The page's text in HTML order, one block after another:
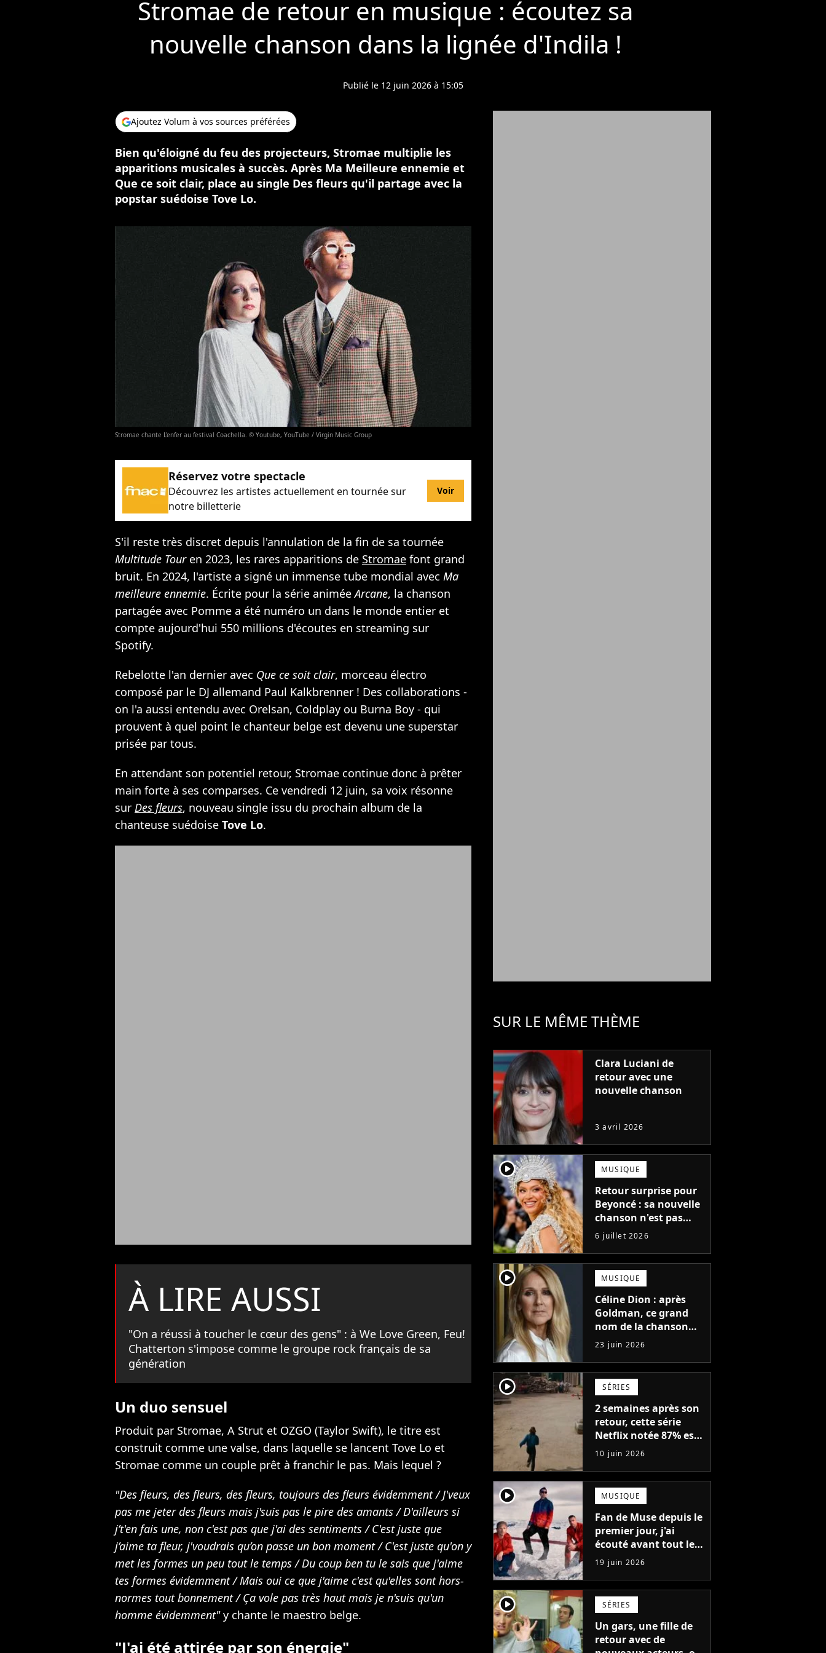
Stromae de retour en musique : écoutez sa
nouvelle chanson dans la lignée d'Indila !
Publié le 12 juin 2026 à 15:05
Ajoutez Volum à vos sources préférées
Bien qu'éloigné du feu des projecteurs, Stromae multiplie les
apparitions musicales à succès. Après Ma Meilleure ennemie et
Que ce soit clair, place au single Des fleurs qu'il partage avec la
popstar suédoise Tove Lo.
Stromae chante L'enfer au festival Coachella. © Youtube, YouTube / Virgin Music Group
Réservez votre spectacle
Découvrez les artistes actuellement en tournée sur
notre billetterie
Voir
S'il reste très discret depuis l'annulation de la fin de sa tournée
Multitude Touren 2023, les rares apparitions de Stromae font grand
bruit. En 2024, l'artiste a signé un immense tube mondial avec Ma
meilleure ennemie. Écrite pour la série animéeArcane, la chanson
partagée avec Pomme a été numéro un dans le monde entier et
compte aujourd'hui 550 millions d'écoutes en streaming sur
Spotify.
Rebelotte l'an dernier avec Que ce soit clair, morceau électro
composé par le DJ allemand Paul Kalkbrenner ! Des collaborations -
on l'a aussi entendu avec Orelsan, Coldplay ou Burna Boy - qui
prouvent à quel point le chanteur belge est devenu une superstar
prisée par tous.
En attendant son potentiel retour, Stromae continue donc à prêter
main forte à ses comparses. Ce vendredi 12 juin, sa voix résonne
sur Des fleurs, nouveau single issu du prochain album de la
chanteuse suédoise Tove Lo.
À LIRE AUSSI
"On a réussi à toucher le cœur des gens" : à We Love Green, Feu!
Chatterton s'impose comme le groupe rock français de sa
génération
Un duo sensuel
Produit par Stromae, A Strut et OZGO (Taylor Swift), le titre est
construit comme une valse, dans laquelle se lancent Tove Lo et
Stromae comme un couple prêt à franchir le pas. Mais lequel ?
"Des fleurs, des fleurs, des fleurs, toujours des fleurs évidemment / J'veux
pas me jeter des fleurs mais j'suis pas le pire des amants / D'ailleurs si
j’t'en fais unе, non c'est pas que j'ai des sеntiments / C'est juste que
j’aime ta fleur, j'voudrais qu’on passe un bon moment / C'est juste qu'on y
met les formes un peu tout le temps / Du coup ben tu le sais que j'aime
tes formes évidemment / Mais oui ce que j'aime c'est qu'elles sont hors-
normes tout bonnement / Ça vole pas très haut mais je n'suis qu'un
homme évidemment"y chante le maestro belge.
"J'ai été attirée par son énergie"
SUR LE MÊME THÈME
Clara Luciani de
retour avec une
nouvelle chanson
3 avril 2026
player2 MUSIQUE
Retour surprise pour
Beyoncé : sa nouvelle
chanson n'est pas
vraiment inédite mais
elle lance à un
compte à rebours
6 juillet 2026
player2 MUSIQUE
Céline Dion : après
Goldman, ce grand
nom de la chanson
française travaille sur
son nouvel album !
23 juin 2026
player2 SÉRIES
2 semaines après son
retour, cette série
Netflix notée 87% est
annulée (mais y a
quand même une
bonne nouvelle)
10 juin 2026
player2 MUSIQUE
Fan de Muse depuis le
premier jour, j'ai
écouté avant tout le
monde le nouvel
album The Wow!
Signal : voici mon avis
honnête
19 juin 2026
player2 SÉRIES
Un gars, une fille de
retour avec de